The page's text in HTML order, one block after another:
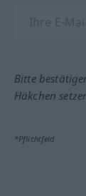
Bitte
Häkchen
*Pflichtfeld